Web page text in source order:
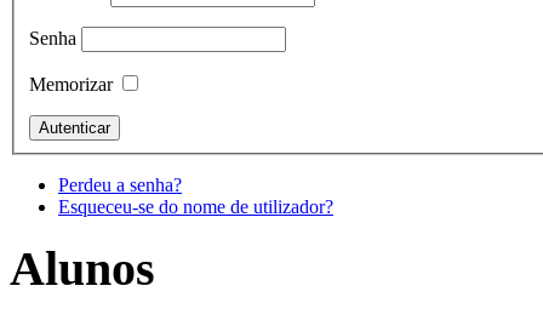
Senha
Memorizar
Perdeu a senha?
Esqueceu-se do nome de utilizador?
Alunos